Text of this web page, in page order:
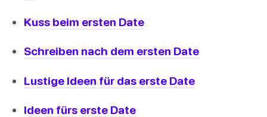
Kuss beim ersten Date
Schreiben nach dem ersten Date
Lustige Ideen für das erste Date
Ideen fürs erste Date